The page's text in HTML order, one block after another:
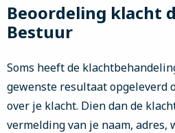
Beoordeling klacht
Bestuur
Soms heeft de
gewenste resultaat opgeleverd
over je klacht. Dien dan de
vermelding van je naam, adres,